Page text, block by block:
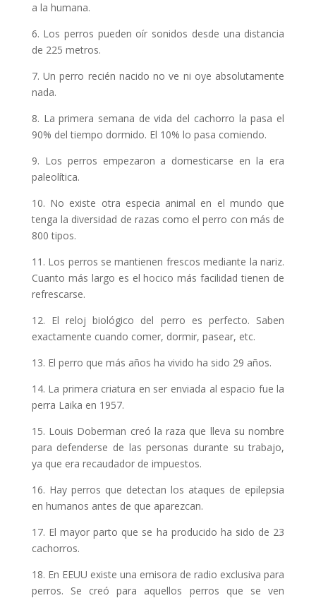
a la humana.
6. Los perros pueden oír sonidos desde una distancia
de 225 metros.
7. Un perro recién nacido no ve ni oye absolutamente
nada.
8. La primera semana de vida del cachorro la pasa el
90% del tiempo dormido. El 10% lo pasa comiendo.
9. Los perros empezaron a domesticarse en la era
paleolítica.
10. No existe otra especia animal en el mundo que
tenga la diversidad de razas como el perro con más de
800 tipos.
11. Los perros se mantienen frescos mediante la nariz.
Cuanto más largo es el hocico más facilidad tienen de
refrescarse.
12. El reloj biológico del perro es perfecto. Saben
exactamente cuando comer, dormir, pasear, etc.
13. El perro que más años ha vivido ha sido 29 años.
14. La primera criatura en ser enviada al espacio fue la
perra Laika en 1957.
15. Louis Doberman creó la raza que lleva su nombre
para defenderse de las personas durante su trabajo,
ya que era recaudador de impuestos.
16. Hay perros que detectan los ataques de epilepsia
en humanos antes de que aparezcan.
17. El mayor parto que se ha producido ha sido de 23
cachorros.
18. En EEUU existe una emisora de radio exclusiva para
perros. Se creó para aquellos perros que se ven